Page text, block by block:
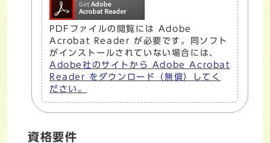
PDFファイルの閲覧には Adobe
Acrobat Reader が必要です。同ソフト
がインストールされていない場合には、
Adobe社のサイトから Adobe Acrobat
Reader をダウンロード（無償）してく
ださい。
資格要件